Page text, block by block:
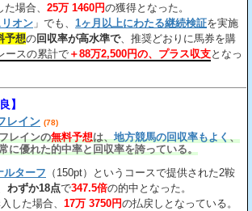
場合、 25万 1460円の獲得となった。
オン 」でも、 1ヶ月以上にわたる継続検証を実施
予想の回収率が高水準で、推奨どおりに馬券を購
ースの累計で ＋88万2,500円の、プラス収支となっ
】
レイン (78)
レインの無料予想は、地方競馬の回収率もよく、
に優れた的中率と回収率を誇っている。
ルターフ （150pt）というコースで提供された2鞍
わずか18点で347.5倍の的中となった。
した場合、 17万 3750円の払戻しとなっている。